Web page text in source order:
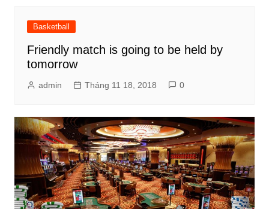
Basketball
Friendly match is going to be held by
tomorrow
admin Tháng 11 18, 2018 0